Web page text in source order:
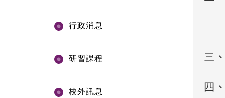
行政消息
研習課程
校外訊息
三
四